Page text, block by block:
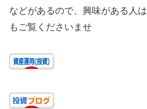
などがあるので、興味がある人は
もご覧くださいませ